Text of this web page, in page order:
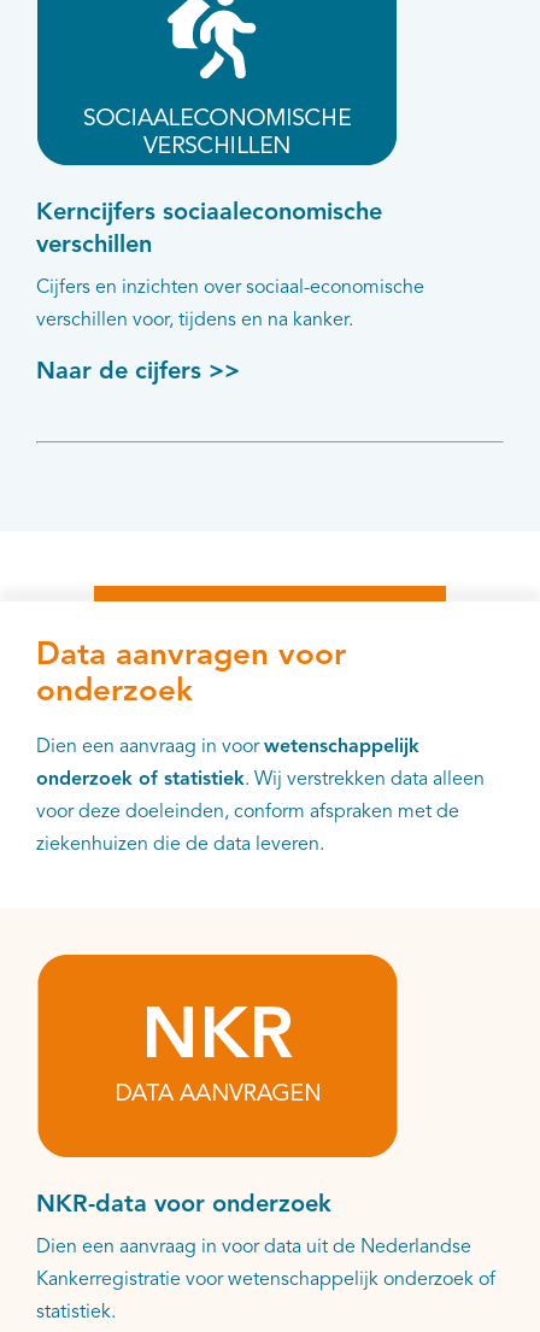
Kerncijfers sociaaleconomische
verschillen
Cijfers en inzichten over sociaal-economische
verschillen voor, tijdens en na kanker.
Naar de cijfers >>
Data aanvragen voor
onderzoek
Dien een aanvraag in voorwetenschappelijk
onderzoek of statistiek. Wij verstrekken data alleen
voor deze doeleinden, conform afspraken met de
ziekenhuizen die de data leveren.
NKR-data voor onderzoek
Dien een aanvraag in voor data uit de Nederlandse
Kankerregistratie voor wetenschappelijk onderzoek of
statistiek.